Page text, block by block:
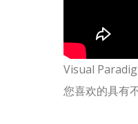
Visual
您喜欢的具有